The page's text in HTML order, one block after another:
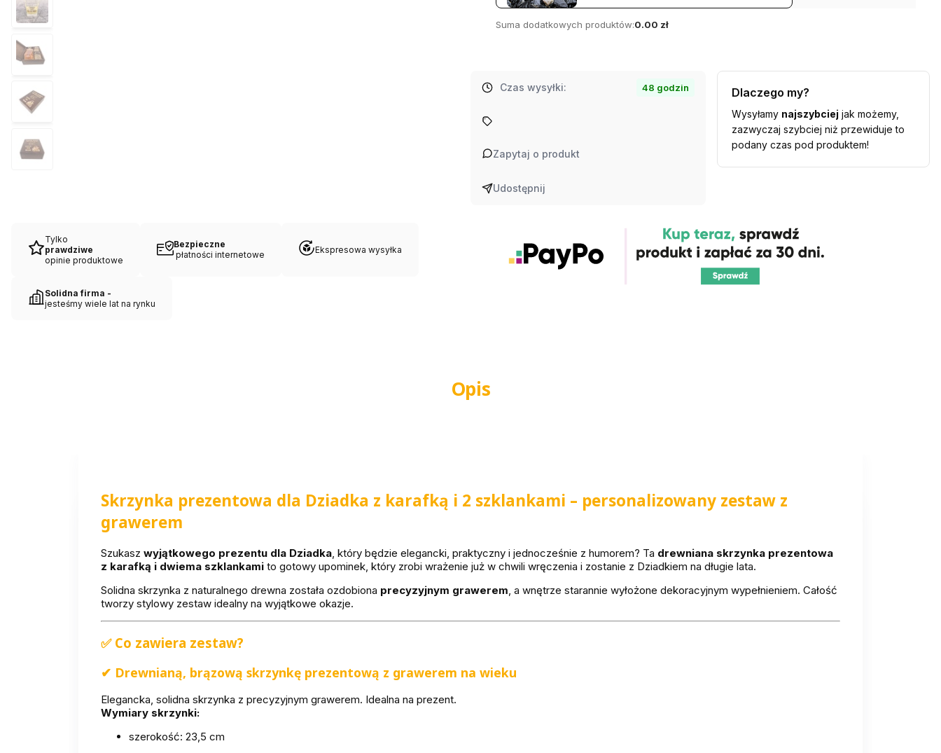
Tylko
prawdziwe
opinie produktowe
Bezpieczne
płatności internetowe
Ekspresowa wysyłka
Solidna firma -
jesteśmy wiele lat na rynku
Suma dodatkowych produktów:0.00 zł
Czas wysyłki: 48 godzin
Zapytaj o produkt
Udostępnij
Dlaczego my?
Wysyłamy najszybciej jak możemy,
zazwyczaj szybciej niż przewiduje to
podany czas pod produktem!
Opis
Skrzynka prezentowa dla Dziadka z karafką i 2 szklankami – personalizowany zestaw z
grawerem
Szukasz wyjątkowego prezentu dla Dziadka, który będzie elegancki, praktyczny i jednocześnie z humorem? Ta drewniana skrzynka prezentowa
z karafką i dwiema szklankami to gotowy upominek, który zrobi wrażenie już w chwili wręczenia i zostanie z Dziadkiem na długie lata.
Solidna skrzynka z naturalnego drewna została ozdobiona precyzyjnym grawerem, a wnętrze starannie wyłożone dekoracyjnym wypełnieniem. Całość
tworzy stylowy zestaw idealny na wyjątkowe okazje.
✅ Co zawiera zestaw?
✔ Drewnianą, brązową skrzynkę prezentową z grawerem na wieku
Elegancka, solidna skrzynka z precyzyjnym grawerem. Idealna na prezent.
Wymiary skrzynki:
szerokość: 23,5 cm